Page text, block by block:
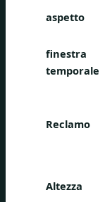
aspetto
finestra
temporale
Reclamo
Altezza